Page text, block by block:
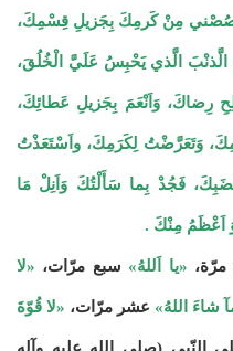
واخْصُصْني مِنْ كَرمِكَ بِجَزيلِ قِسْمِكَ،
الَّذي يَحْبِسُ عَلَيَّ الْخُلُقَ،
رِضاكَ، وَاَنْعَمَ بِجَزيلِ عَطائِكَ،
وَتَعَرَّضْتُ لِكَرَمِكَ، واَسْتَعَذْتُ
فَجُدْ بِما سَأَلْتُكَ وَاَنِلْ مَا
اَعْظَمُ مِنْكَ .
«يا اَللهُ» سبع مرّات، «لا
شاءَ اللهُ» عشر مرّات، «لا قُوّةَ